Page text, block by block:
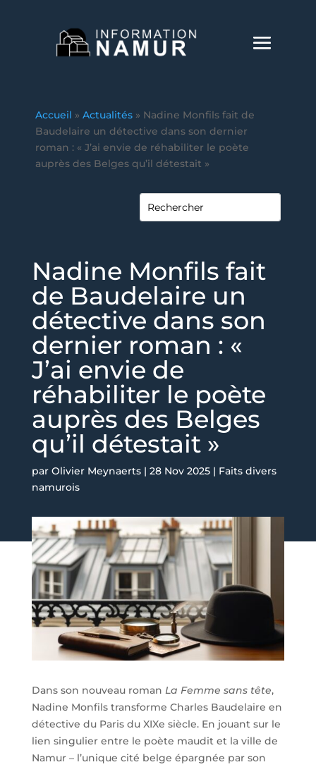
Accueil » Actualités » Nadine Monfils fait de
Baudelaire un détective dans son dernier
roman : « J’ai envie de réhabiliter le poète
auprès des Belges qu’il détestait »
Nadine Monfils fait
de Baudelaire un
détective dans son
dernier roman : «
J’ai envie de
réhabiliter le poète
auprès des Belges
qu’il détestait »
par Olivier Meynaerts| 28 Nov 2025| Faits divers
namurois
Dans son nouveau roman La Femme sans tête,
Nadine Monfils transforme Charles Baudelaire en
détective du Paris du XIXe siècle. En jouant sur le
lien singulier entre le poète maudit et la ville de
Namur – l’unique cité belge épargnée par son